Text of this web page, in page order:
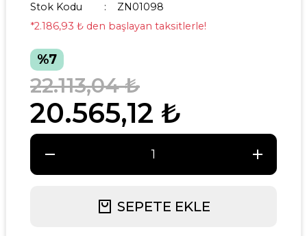
Stok Kodu
ZN01098
*2.186,93 ₺ den başlayan taksitlerle!
%7
20.565,12 ₺
22.113,04 ₺
SEPETE EKLE